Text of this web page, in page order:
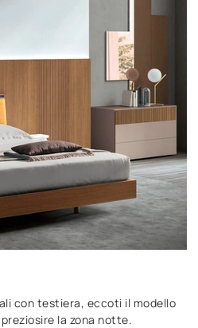
con testiera, eccoti il modello
la zona notte.